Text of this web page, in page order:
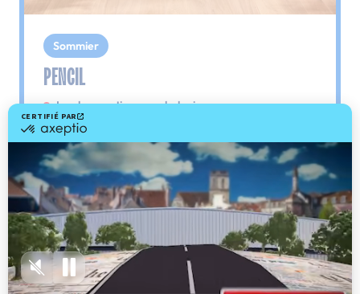
Sommier
PENCIL
Le plus : soutien morphologique
Grâce à ses 3 zones de confort, le sommier
Pencil vous assure tout son soutien. Avec les
épaules, le dos et le bassin qui reposent sur ses
lattes, vous évitez les douleurs au petit matin.
(10 avis)
Dès 501,00 €
Découvrir